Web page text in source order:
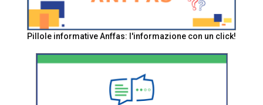
Pillole informative Anffas: l'informazione con un click!